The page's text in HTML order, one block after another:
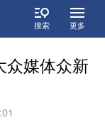
搜索 更多
众媒体众新